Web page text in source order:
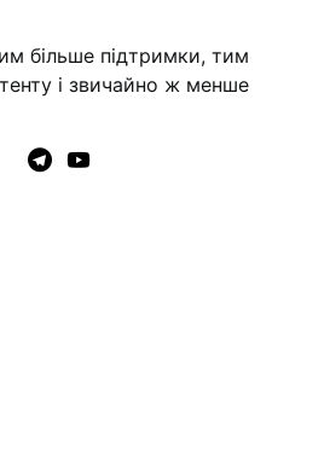
більше підтримки, тим
і звичайно ж менше